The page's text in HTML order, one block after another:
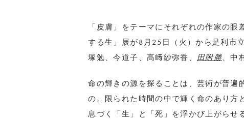
「皮膚」をテーマにそれぞれの作家の
する生」展が8月25日（火）から足利市
塚勉、今道子、髙﨑紗弥香、 田附勝、中
命の輝きの源を探ることは、芸術が普遍
の。限られた時間の中で輝く命のあり方
息づく「生」と「死」を浮かび上がらせ